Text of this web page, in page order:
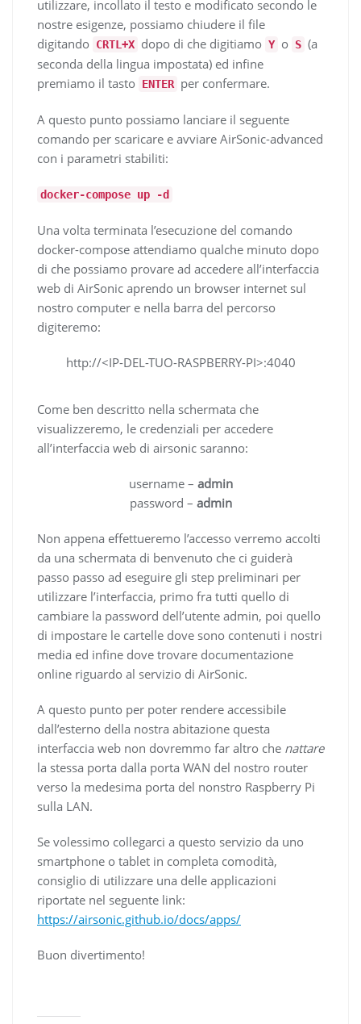
utilizzare, incollato il testo e modificato secondo le
nostre esigenze, possiamo chiudere il file
digitando
CRTL+X dopo di che digitiamo Y o S (a
seconda della lingua impostata) ed infine
premiamo il tasto
ENTER per confermare.
A questo punto possiamo lanciare il seguente
comando per scaricare e avviare AirSonic-advanced
con i parametri stabiliti:
docker-compose up -d
Una volta terminata l’esecuzione del comando
docker-compose attendiamo qualche minuto dopo
di che possiamo provare ad accedere all’interfaccia
web di AirSonic aprendo un browser internet sul
nostro computer e nella barra del percorso
digiteremo:
http://<IP-DEL-TUO-RASPBERRY-PI>:4040
Come ben descritto nella schermata che
visualizzeremo, le credenziali per accedere
all’interfaccia web di airsonic saranno:
username – admin
password – admin
Non appena effettueremo l’accesso verremo accolti
da una schermata di benvenuto che ci guiderà
passo passo ad eseguire gli step preliminari per
utilizzare l’interfaccia, primo fra tutti quello di
cambiare la password dell’utente admin, poi quello
di impostare le cartelle dove sono contenuti i nostri
media ed infine dove trovare documentazione
online riguardo al servizio di AirSonic.
A questo punto per poter rendere accessibile
dall’esterno della nostra abitazione questa
interfaccia web non dovremmo far altro che nattare
la stessa porta dalla porta WAN del nostro router
verso la medesima porta del nonstro Raspberry Pi
sulla LAN.
Se volessimo collegarci a questo servizio da uno
smartphone o tablet in completa comodità,
consiglio di utilizzare una delle applicazioni
riportate nel seguente link:
https://airsonic.github.io/docs/apps/
Buon divertimento!